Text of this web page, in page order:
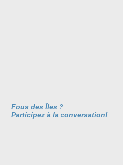
Fous des Îles ?
Participez à la conversation!